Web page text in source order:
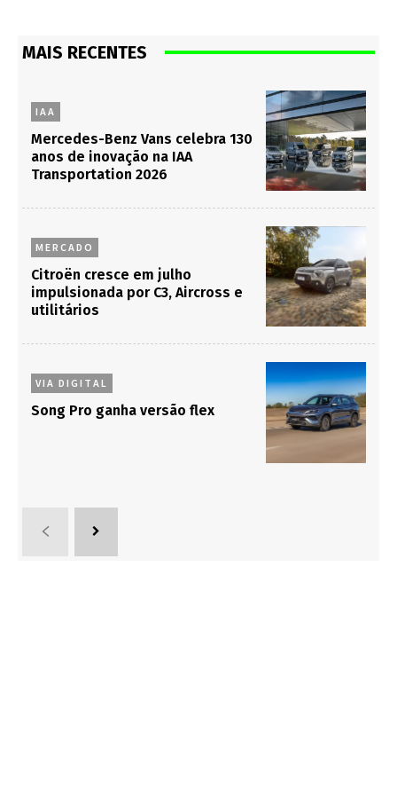
MAIS RECENTES
IAA
Mercedes-Benz Vans celebra 130
anos de inovação na IAA
Transportation 2026
MERCADO
Citroën cresce em julho
impulsionada por C3, Aircross e
utilitários
VIA DIGITAL
Song Pro ganha versão flex